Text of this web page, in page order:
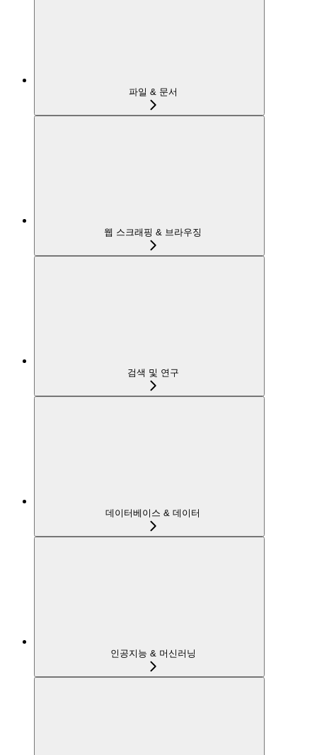
파일 & 문서
웹 스크래핑 & 브라우징
검색 및 연구
데이터베이스 & 데이터
인공지능 & 머신러닝